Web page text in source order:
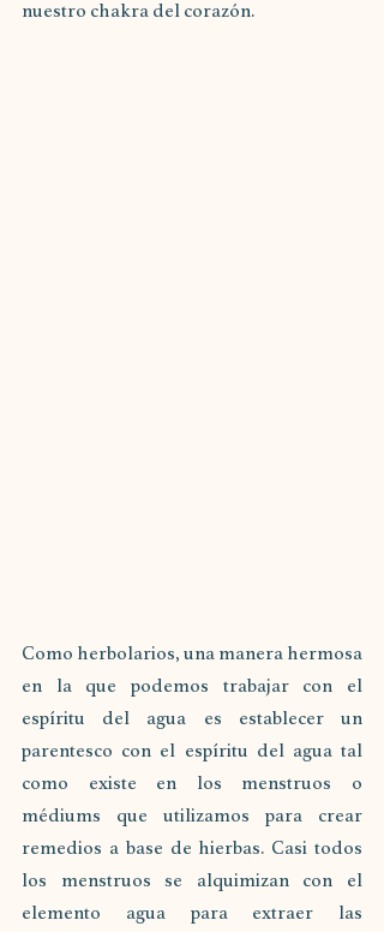
nuestro chakra del corazón.
Como herbolarios, una manera hermosa
en la que podemos trabajar con el
espíritu del agua es establecer un
parentesco con el espíritu del agua tal
como existe en los menstruos o
médiums que utilizamos para crear
remedios a base de hierbas. Casi todos
los menstruos se alquimizan con el
elemento agua para extraer las